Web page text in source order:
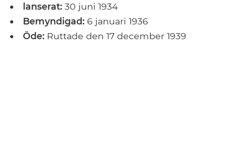
lanserat:30 juni 1934
Bemyndigad:6 januari 1936
Öde:Ruttade den 17 december 1939